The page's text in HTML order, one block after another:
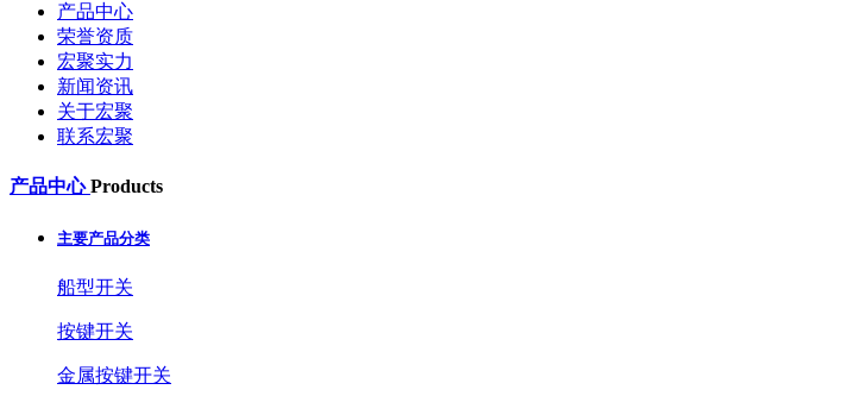
产品中心
荣誉资质
宏聚实力
新闻资讯
关于宏聚
联系宏聚
产品中心Products
主要产品分类
船型开关
按键开关
金属按键开关